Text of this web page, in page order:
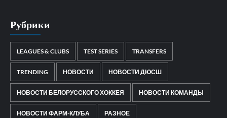
Рубрики
LEAGUES & CLUBS TEST SERIES TRANSFERS
TRENDING НОВОСТИ НОВОСТИ ДЮСШ
НОВОСТИ БЕЛОРУССКОГО ХОККЕЯ НОВОСТИ КОМАНДЫ
НОВОСТИ ФАРМ-КЛУБА РАЗНОЕ